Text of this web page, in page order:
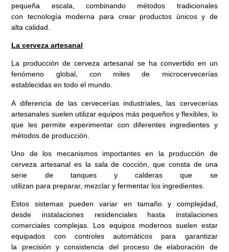
pequeña escala, combinando métodos tradicionales
con tecnología moderna para crear productos únicos y de
alta calidad.
La cerveza artesanal
La producción de cerveza artesanal se ha convertido en un
fenómeno global, con miles de microcervecerías
establecidas en todo el mundo.
A diferencia de las cervecerías industriales, las cervecerías
artesanales suelen utilizar equipos más pequeños y flexibles, lo
que les permite experimentar con diferentes ingredientes y
métodos de producción.
Uno de los mecanismos importantes en la producción de
cerveza artesanal es la sala de cocción, que consta de una
serie de tanques y calderas que se
utilizan para preparar, mezclar y fermentar los ingredientes.
Estos sistemas pueden variar en tamaño y complejidad,
desde instalaciones residenciales hasta instalaciones
comerciales complejas. Los equipos modernos suelen estar
equipados con controles automáticos para garantizar
la precisión y consistencia del proceso de elaboración de